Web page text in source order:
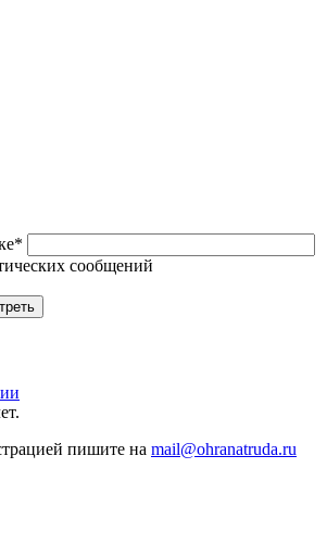
*
пишите на mail@ohranatruda.ru